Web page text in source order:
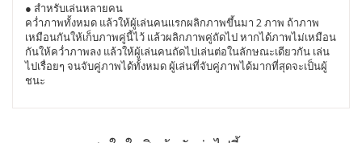
● สำหรับเล่นหลายคน
คว่ำภาพทั้งหมด แล้วให้ผู้เล่นคนเเรกผลิกภาพขึ้นมา 2 ภาพ ถ้าภาพ
เหมือนกันให้เก็บภาพคู่นี้ไว้ แล้วผลิกภาพคู่ถัดไป หากได้ภาพไม่เหมือน
กันให้คว่ำภาพลง แล้วให้ผู้เล่นคนถัดไปเล่นต่อในลักษณะเดียวกัน เล่น
ไปเรื่อยๆ จนจับคู่ภาพได้ทั้งหมด ผู้เล่นที่จับคู่ภาพได้มากที่สุดจะเป็นผู้
ชนะ